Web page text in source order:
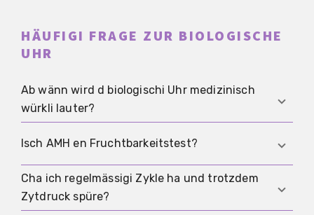
HÄUFIGI FRAGE ZUR BIOLOGISCHE
UHR
Ab wänn wird d biologischi Uhr medizinisch
würkli lauter?
Es git kei einzelne Geburtstag, wo plötzlich alles
Fruchtbarkeit mit em reproduktive Alter abnimmt
und s Fehlgeburtsrisiko mit em Alter steigt,
Isch AMH en Fruchtbarkeitstest?
Nei. AMH beschreibt vor allem d Eizellreserve und
hilft vor allem bi dr Behandligsplanig. Für e
Cha ich regelmässigi Zykle ha und trotzdem
Zytdruck spüre?